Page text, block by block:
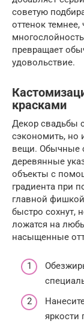
советую
оттенок
превращает
удовольствие.
красками
Декор свадьбы
сэкономить, но
вещи. Обычные
деревянные
объекты с
градиента при
главной
быстро сохнут,
ложатся на
насыщенные
яркости